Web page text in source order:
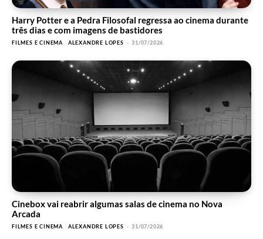
Harry Potter e a Pedra Filosofal regressa ao cinema durante
três dias e com imagens de bastidores
FILMES E CINEMA ALEXANDRE LOPES - 31/07/2026
Cinebox vai reabrir algumas salas de cinema no Nova
Arcada
FILMES E CINEMA ALEXANDRE LOPES - 31/07/2026